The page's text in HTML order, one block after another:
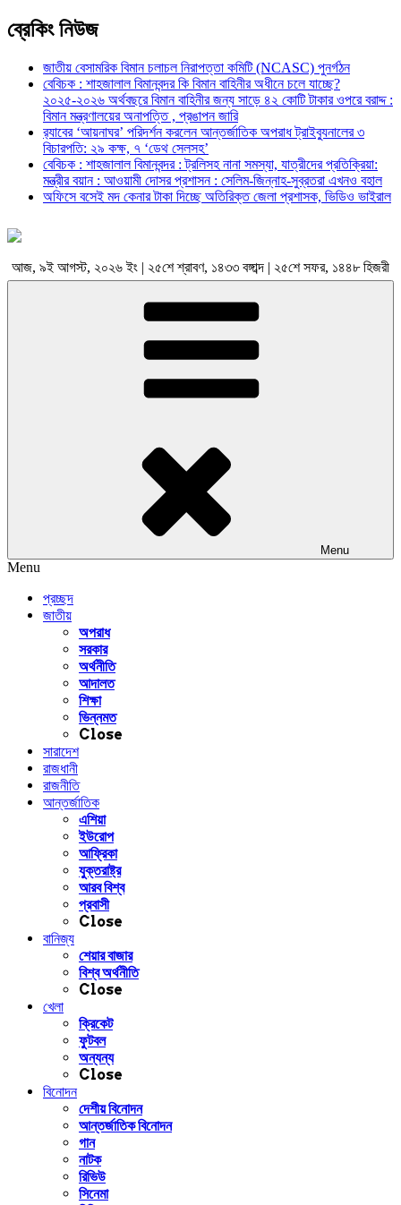
ব্রেকিং নিউজ
জাতীয় বেসামরিক বিমান চলাচল নিরাপত্তা কমিটি (NCASC) পুনর্গঠন
বেবিচক : শাহজালাল বিমানবন্দর কি বিমান বাহিনীর অধীনে চলে যাচ্ছে?
২০২৫-২০২৬ অর্থবছরে বিমান বাহিনীর জন্য সাড়ে ৪২ কোটি টাকার ওপরে বরাদ্দ :
বিমান মন্ত্রণালয়ের অনাপত্তি , প্রঙাপন জারি
র‍্যাবের ‘আয়নাঘর’ পরিদর্শন করলেন আন্তর্জাতিক অপরাধ ট্রাইব্যুনালের ৩
বিচারপতি: ২৯ কক্ষ, ৭ ‘ডেথ সেলসহ’
বেবিচক : শাহজালাল বিমানবন্দর : ট্রলিসহ নানা সমস্যা, যাত্রীদের প্রতিক্রিয়া:
মন্ত্রীর বয়ান : আওয়ামী দোসর প্রশাসন : সেলিম-জিন্নাহ-সুব্রতরা এখনও বহাল
অফিসে বসেই মদ কেনার টাকা দিচ্ছে অতিরিক্ত জেলা প্রশাসক, ভিডিও ভাইরাল
আজ, ৯ই আগস্ট, ২০২৬ ইং | ২৫শে শ্রাবণ, ১৪৩৩ বঙ্গাব্দ | ২৫শে সফর, ১৪৪৮ হিজরী
Menu
Menu
প্রচ্ছদ
জাতীয়
অপরাধ
সরকার
অর্থনীতি
আদালত
শিক্ষা
ভিন্নমত
Close
সারাদেশ
রাজধানী
রাজনীতি
আন্তর্জাতিক
এশিয়া
ইউরোপ
আফ্রিকা
যুক্তরাষ্ট্র
আরব বিশ্ব
প্রবাসী
Close
বানিজ্য
শেয়ার বাজার
বিশ্ব অর্থনীতি
Close
খেলা
ক্রিকেট
ফুটবল
অন্যন্য
Close
বিনোদন
দেশীয় বিনোদন
আন্তর্জাতিক বিনোদন
গান
নাটক
রিভিউ
সিনেমা